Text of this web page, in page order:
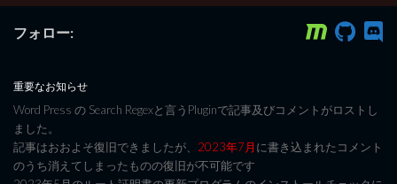
フォロー:
重要なお知らせ
Word Press の Search Regexと言うPluginで記事及びコメントがロストし
ました。
記事はおおよそ復旧できましたが、 2023年7月に書き込まれたコメント
のうち消えてしまったものの復旧が不可能です